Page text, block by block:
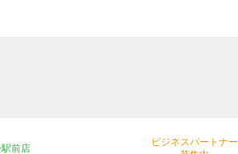
前店
ビジネスパートナー